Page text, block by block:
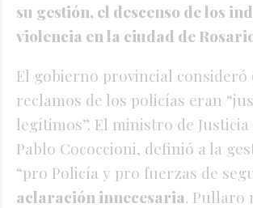
su gestión, el descenso de los
violencia en la ciudad de
El gobierno provincial consideró
reclamos de los policías eran
legítimos”. El ministro de
Pablo Cococcioni, definió a la
“pro Policía y pro fuerzas de
aclaración innecesaria. Pullaro